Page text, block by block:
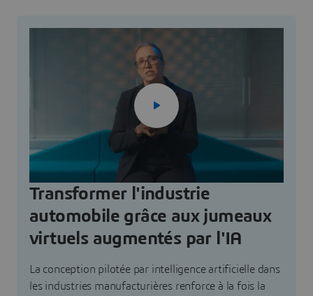
Transformer l'industrie
automobile grâce aux jumeaux
virtuels augmentés par l'IA
La conception pilotée par intelligence artificielle dans
les industries manufacturières renforce à la fois la